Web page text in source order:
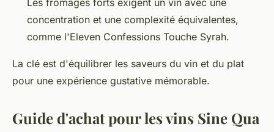
concentration et une complexité équivalentes,
comme l'Eleven Confessions Touche Syrah.
La clé est d'équilibrer les saveurs du vin et du plat
pour une expérience gustative mémorable.
Guide d'achat pour les vins Sine Qua